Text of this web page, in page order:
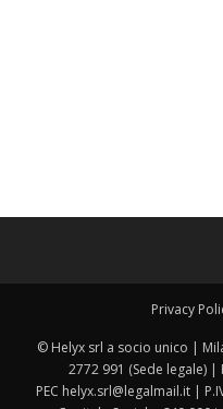
Privacy
© Helyx srl a socio unico |
2772 991 (Sede legale) |
PEC helyx.srl@legalmail.it |